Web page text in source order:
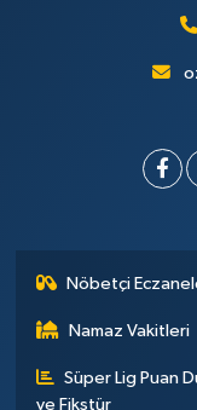
Nöbetçi
Namaz Vakitleri
Süper Lig Puan
ve Fikstür